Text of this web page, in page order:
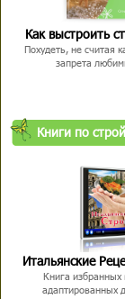
Как выстроить
Похудеть, не считая
запрета
Книги по
Итальянские
Книга избранных
адаптированных